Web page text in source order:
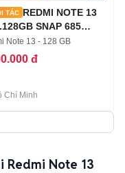
REDMI NOTE 13
SNAP 685
KO VÂNTAY
Note 13 - 128 GB
đ
Chí Minh
Redmi Note 13